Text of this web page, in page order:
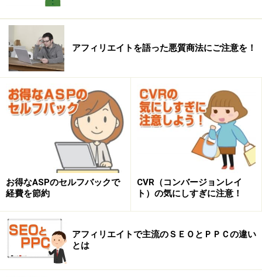
アフィリエイトを語った悪質商法にご注意を！
お得なASPのセルフバックで
経費を節約
CVR（コンバージョンレイ
ト）の気にしすぎに注意！
アフィリエイトで主流のＳＥＯとＰＰＣの違い
とは